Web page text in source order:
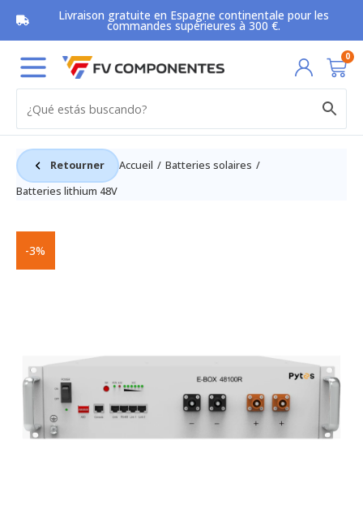
contenu
Livraison gratuite en Espagne continentale pour les
commandes supérieures à 300 €.
0
Retourner Accueil
Batteries solaires
Batteries lithium 48V
-3%